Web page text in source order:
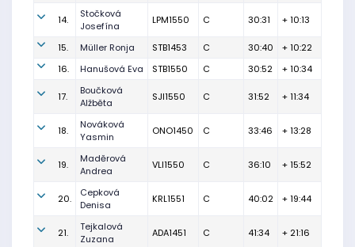
14.
Stočková
Josefína
LPM1550 C 30:31 + 10:13
15. Müller Ronja STB1453 C 30:40
+ 10:22
16.
Hanušová Eva STB1550 C 30:52 + 10:34
17.
Boučková
Alžběta
SJI1550 C 31:52 + 11:34
18.
Nováková
Yasmin
ONO1450 C 33:46 + 13:28
19.
Maděrová
Andrea
VLI1550 C 36:10 + 15:52
20.
Cepková
Denisa
KRL1551 C 40:02 + 19:44
21.
Tejkalová
Zuzana
ADA1451 C 41:34 + 21:16